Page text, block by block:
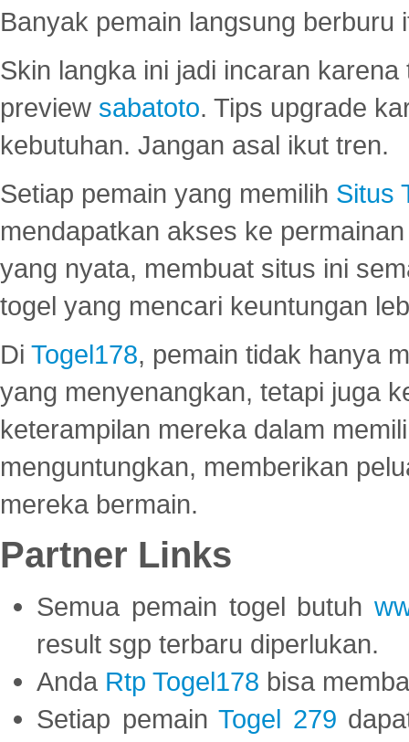
Banyak pemain langsung berburu
Skin langka ini jadi incaran
preview sabatoto. Tips upgrade
kebutuhan. Jangan asal ikut tren.
Setiap pemain yang memilih Situs
mendapatkan akses ke
yang nyata, membuat situs ini
togel yang mencari keuntungan
Di Togel178, pemain tidak hanya
yang menyenangkan, tetapi juga
keterampilan mereka dalam
menguntungkan, memberikan
mereka bermain.
Partner Links
Semua pemain togel butuh
result sgp terbaru diperlukan.
Anda Rtp Togel178 bisa
Setiap pemainTogel 279